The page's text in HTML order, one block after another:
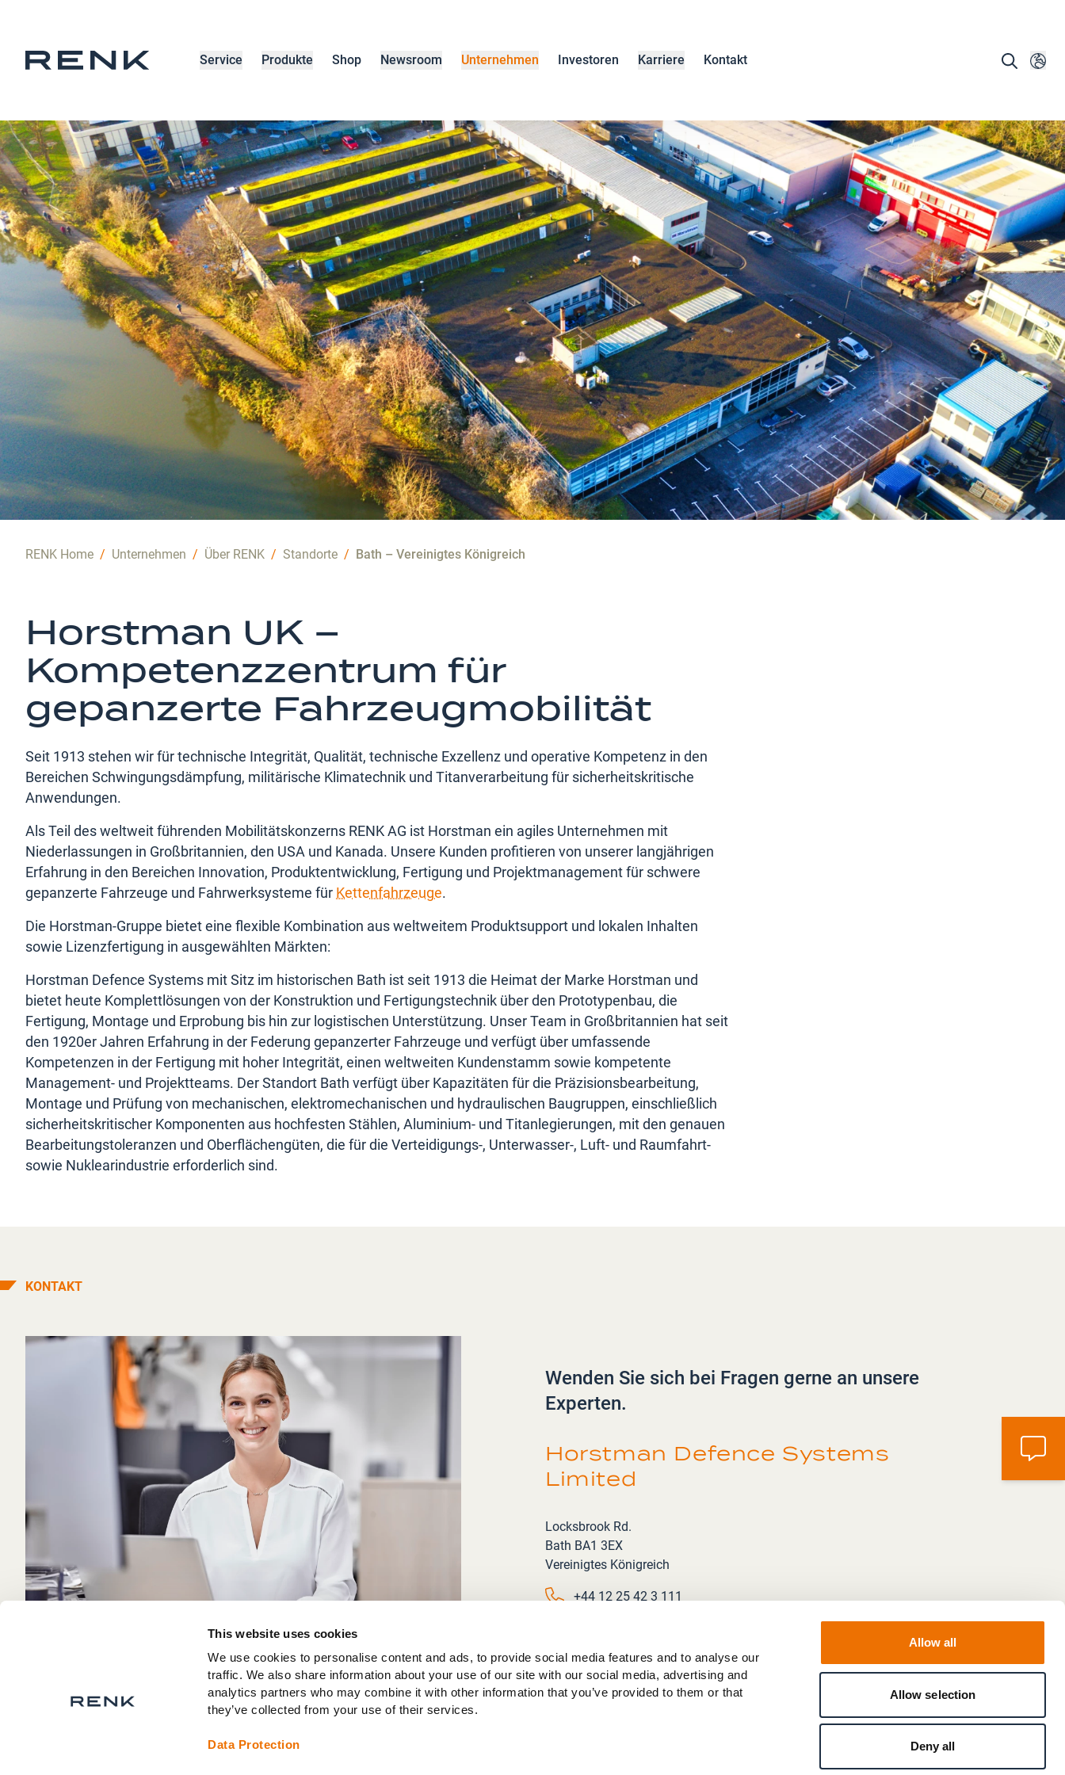
This website uses cookies
We use cookies to personalise content and ads, to provide social media features and to analyse our
traffic. We also share information about your use of our site with our social media, advertising and
analytics partners who may combine it with other information that you’ve provided to them or that
they’ve collected from your use of their services.
Data Protection
Allow all
Allow selection
Deny all
Service Produkte Shop Newsroom Unternehmen Investoren Karriere Kontakt
RENK Home / Unternehmen / Über RENK / Standorte / Bath – Vereinigtes Königreich
Horstman UK –
Kompetenzzentrum für
gepanzerte Fahrzeugmobilität
Seit 1913 stehen wir für technische Integrität, Qualität, technische Exzellenz und operative Kompetenz in den
Bereichen Schwingungsdämpfung, militärische Klimatechnik und Titanverarbeitung für sicherheitskritische
Anwendungen.
Als Teil des weltweit führenden Mobilitätskonzerns RENK AG ist Horstman ein agiles Unternehmen mit
Niederlassungen in Großbritannien, den USA und Kanada. Unsere Kunden profitieren von unserer langjährigen
Erfahrung in den Bereichen Innovation, Produktentwicklung, Fertigung und Projektmanagement für schwere
gepanzerte Fahrzeuge und Fahrwerksysteme für Kettenfahrzeuge.
Die Horstman-Gruppe bietet eine flexible Kombination aus weltweitem Produktsupport und lokalen Inhalten
sowie Lizenzfertigung in ausgewählten Märkten:
Horstman Defence Systems mit Sitz im historischen Bath ist seit 1913 die Heimat der Marke Horstman und
bietet heute Komplettlösungen von der Konstruktion und Fertigungstechnik über den Prototypenbau, die
Fertigung, Montage und Erprobung bis hin zur logistischen Unterstützung. Unser Team in Großbritannien hat seit
den 1920er Jahren Erfahrung in der Federung gepanzerter Fahrzeuge und verfügt über umfassende
Kompetenzen in der Fertigung mit hoher Integrität, einen weltweiten Kundenstamm sowie kompetente
Management- und Projektteams. Der Standort Bath verfügt über Kapazitäten für die Präzisionsbearbeitung,
Montage und Prüfung von mechanischen, elektromechanischen und hydraulischen Baugruppen, einschließlich
sicherheitskritischer Komponenten aus hochfesten Stählen, Aluminium- und Titanlegierungen, mit den genauen
Bearbeitungstoleranzen und Oberflächengüten, die für die Verteidigungs-, Unterwasser-, Luft- und Raumfahrt-
sowie Nuklearindustrie erforderlich sind.
KONTAKT
Wenden Sie sich bei Fragen gerne an unsere
Experten.
Horstman Defence Systems
Limited
Address
Locksbrook Rd.
Bath BA1 3EX
Vereinigtes Königreich
+44 12 25 42 3 111